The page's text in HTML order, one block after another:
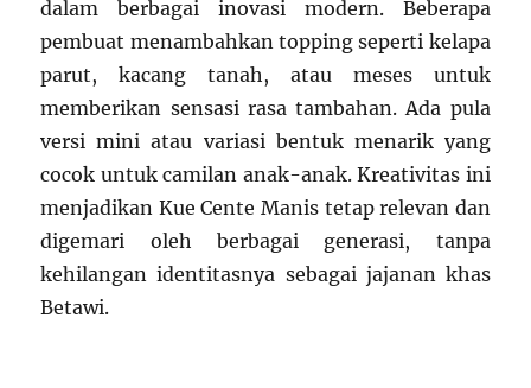
dalam berbagai inovasi modern. Beberapa
pembuat menambahkan topping seperti kelapa
parut, kacang tanah, atau meses untuk
memberikan sensasi rasa tambahan. Ada pula
versi mini atau variasi bentuk menarik yang
cocok untuk camilan anak-anak. Kreativitas ini
menjadikan Kue Cente Manis tetap relevan dan
digemari oleh berbagai generasi, tanpa
kehilangan identitasnya sebagai jajanan khas
Betawi.